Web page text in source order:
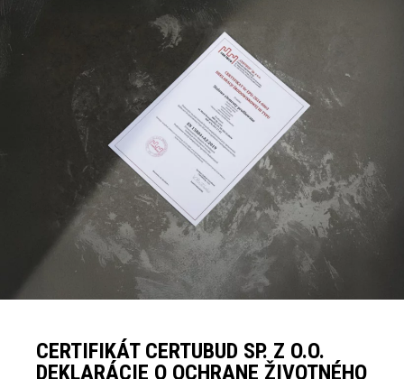
CERTIFIKÁT CERTUBUD SP. Z O.O.
DEKLARÁCIE O OCHRANE ŽIVOTNÉHO